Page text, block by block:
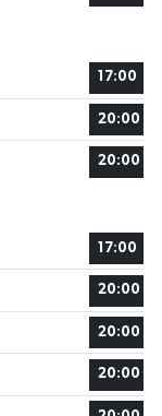
17:00
20:00
20:00
17:00
20:00
20:00
20:00